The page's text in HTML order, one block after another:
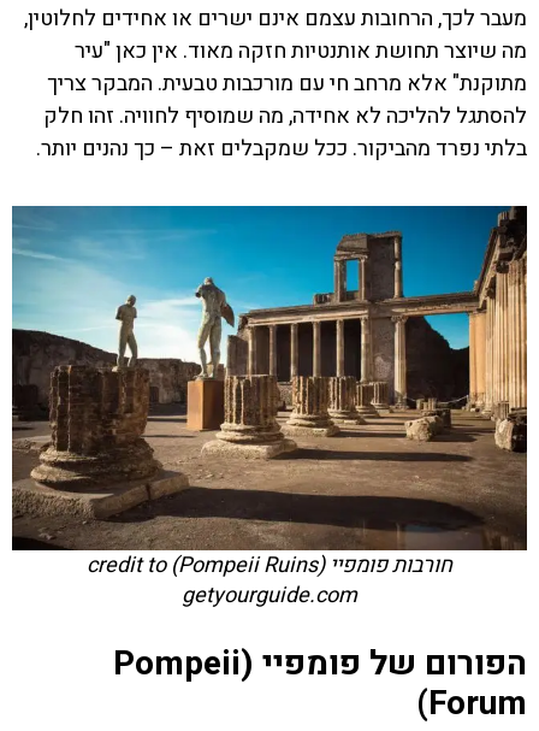
מעבר לכך, הרחובות עצמם אינם ישרים או אחידים לחלוטין,
מה שיוצר תחושת אותנטיות חזקה מאוד. אין כאן "עיר
מתוקנת" אלא מרחב חי עם מורכבות טבעית. המבקר צריך
להסתגל להליכה לא אחידה, מה שמוסיף לחוויה. זהו חלק
בלתי נפרד מהביקור. ככל שמקבלים זאת – כך נהנים יותר.
חורבות פומפיי (Pompeii Ruins) credit to
getyourguide.com
הפורום של פומפיי (Pompeii
Forum)